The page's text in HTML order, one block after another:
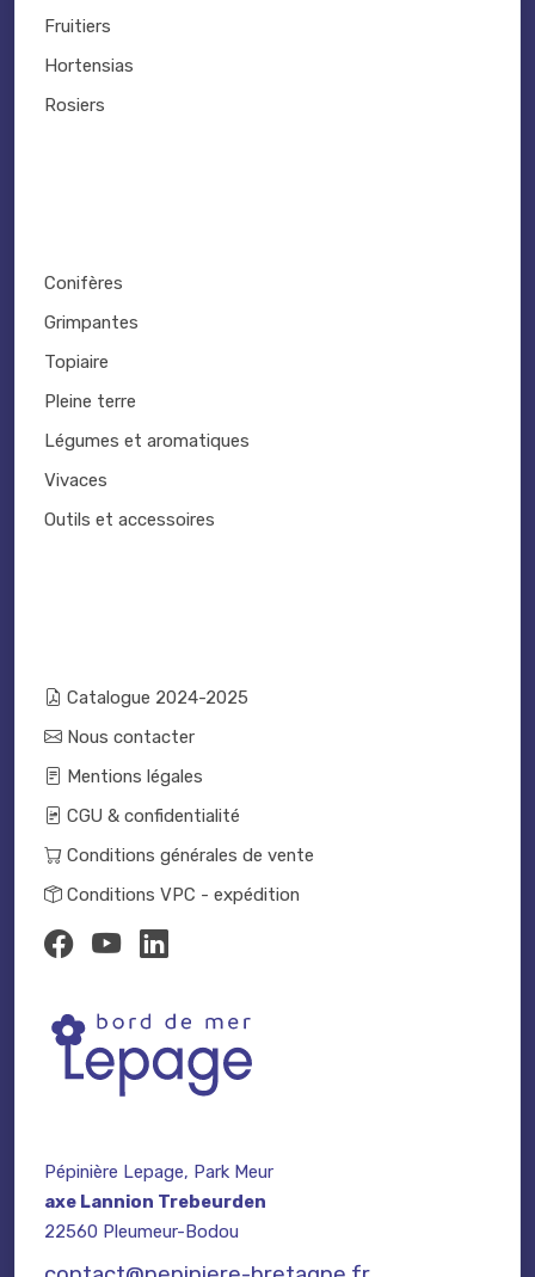
Fruitiers
Hortensias
Rosiers
Conifères
Grimpantes
Topiaire
Pleine terre
Légumes et aromatiques
Vivaces
Outils et accessoires
Catalogue 2024-2025
Nous contacter
Mentions légales
CGU & confidentialité
Conditions générales de vente
Conditions VPC - expédition
Pépinière Lepage, Park Meur
axe Lannion Trebeurden
22560 Pleumeur-Bodou